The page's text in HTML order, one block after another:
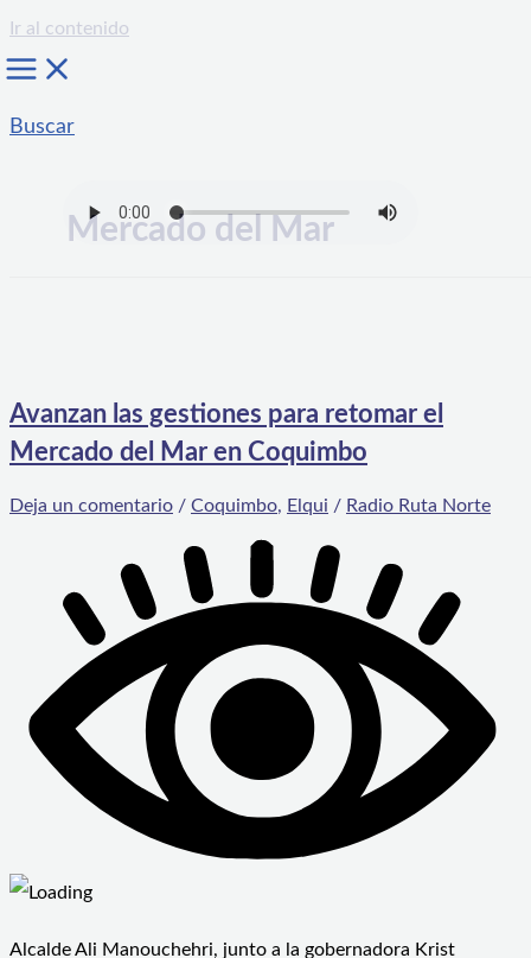
Ir al contenido
Buscar
Mercado del Mar
Avanzan las gestiones para retomar el
Mercado del Mar en Coquimbo
Deja un comentario / Coquimbo, Elqui / Radio Ruta Norte
Alcalde Ali Manouchehri, junto a la gobernadora Krist